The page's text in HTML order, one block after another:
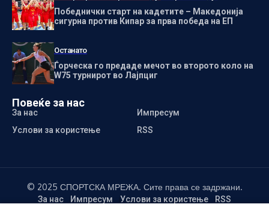
Победнички старт на кадетите – Македонија
сигурна против Кипар за прва победа на ЕП
Останато
Ѓорческа го предаде мечот во второто коло на
W75 турнирот во Лајпциг
Повеќе за нас
За нас
Импресум
Услови за користење
RSS
© 2025 СПОРТСКА МРЕЖА. Сите права се задржани.
За нас Импресум Услови за користење RSS